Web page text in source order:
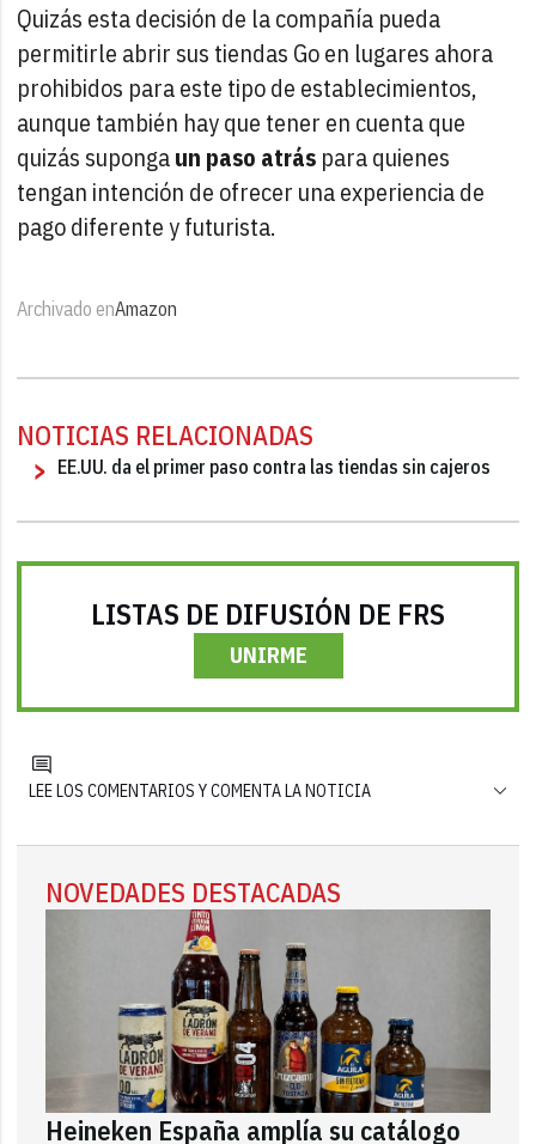
Quizás esta decisión de la compañía pueda
permitirle abrir sus tiendas Go en lugares ahora
prohibidos para este tipo de establecimientos,
aunque también hay que tener en cuenta que
quizás supongaun paso atrás para quienes
tengan intención de ofrecer una experiencia de
pago diferente y futurista.
Archivado enAmazon
NOTICIAS RELACIONADAS
EE.UU. da el primer paso contra las tiendas sin cajeros
LISTAS DE DIFUSIÓN DE FRS
UNIRME
LEE LOS COMENTARIOS Y COMENTA LA NOTICIA
NOVEDADES DESTACADAS
Heineken España amplía su catálogo